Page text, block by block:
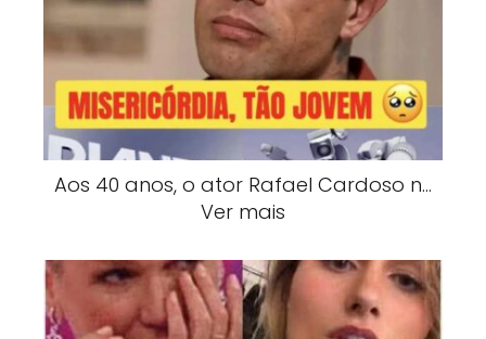
Aos 40 anos, o ator Rafael Cardoso n…
Ver mais